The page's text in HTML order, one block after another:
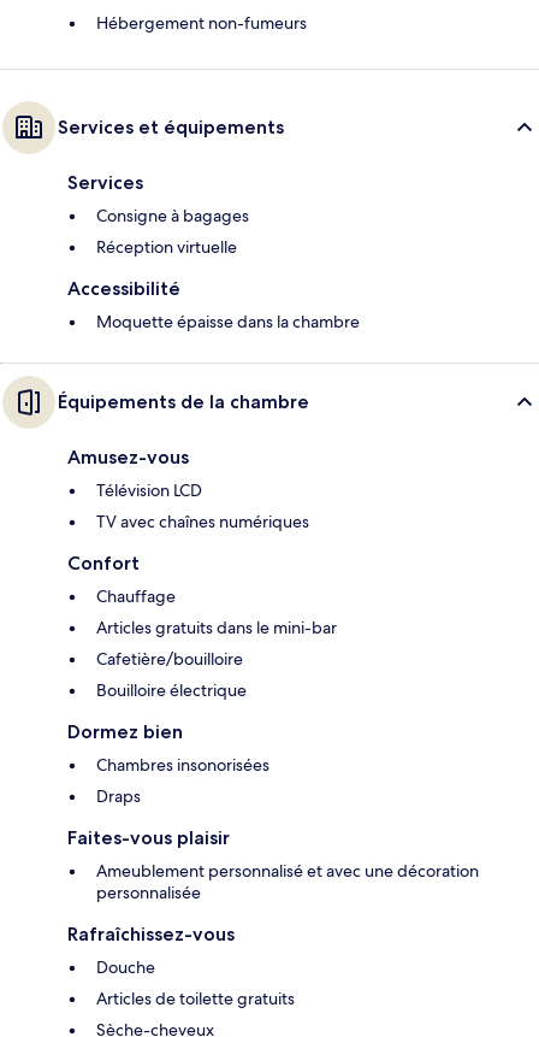
Hébergement non-fumeurs
Services et équipements
Services
Consigne à bagages
Réception virtuelle
Accessibilité
Moquette épaisse dans la chambre
Équipements de la chambre
Amusez-vous
Télévision LCD
TV avec chaînes numériques
Confort
Chauffage
Articles gratuits dans le mini-bar
Cafetière/bouilloire
Bouilloire électrique
Dormez bien
Chambres insonorisées
Draps
Faites-vous plaisir
Ameublement personnalisé et avec une décoration
personnalisée
Rafraîchissez-vous
Douche
Articles de toilette gratuits
Sèche-cheveux